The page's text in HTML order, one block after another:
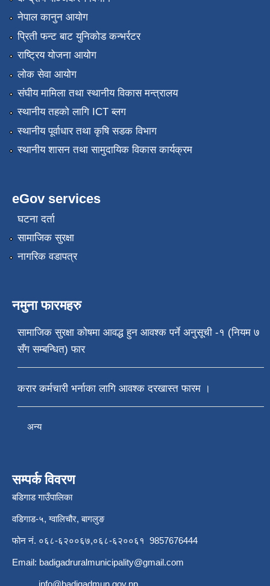
नेपाल कानुन आयोग
प्रिती फन्ट बाट युनिकोड कन्भर्रटर
राष्ट्रिय योजना आयोग
लोक सेवा आयोग
संघीय मामिला तथा स्थानीय विकास मन्त्रालय
स्थानीय तहको लागि ICT ब्लग
स्थानीय पूर्वाधार तथा कृषि सडक विभाग
स्थानीय शासन तथा सामुदायिक विकास कार्यक्रम
eGov services
घटना दर्ता
सामाजिक सुरक्षा
नागरिक वडापत्र
नमुना फारमहरु
सामाजिक सुरक्षा कोषमा आवद्ध हुन आवश्क पर्ने अनुसूची -१ (नियम ७
सँग सम्बन्धित) फार
करार कर्मचारी भर्नाका लागि आवश्क दरखास्त फारम ।
अन्य
सम्पर्क विवरण
बडिगाड गाउँपालिका
वडिगाड-५, ग्वालिचौर, बागलुङ
फोन नं. ०६८-६२००६७,०६८-६२००६१ 9857676444
Email: badigadruralmunicipality@gmail.com
info@badigadmun.gov.np